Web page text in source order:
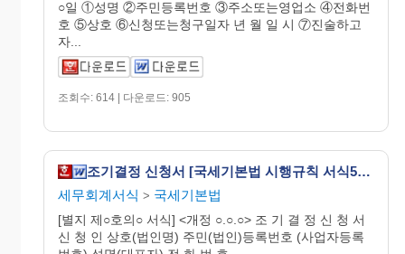
○일 ①성명 ②주민등록번호 ③주소또는영업소 ④전화번
호 ⑤상호 ⑥신청또는청구일자 년 월 일 시 ⑦진술하고
자...
조회수: 614 | 다운로드: 905
조기결정 신청서 [국세기본법 시행규칙 서식56의4]
세무회계서식 > 국세기본법
[별지 제○호의○ 서식] <개정 ○.○.○> 조 기 결 정 신 청 서
신 청 인 상호(법인명) 주민(법인)등록번호 (사업자등록